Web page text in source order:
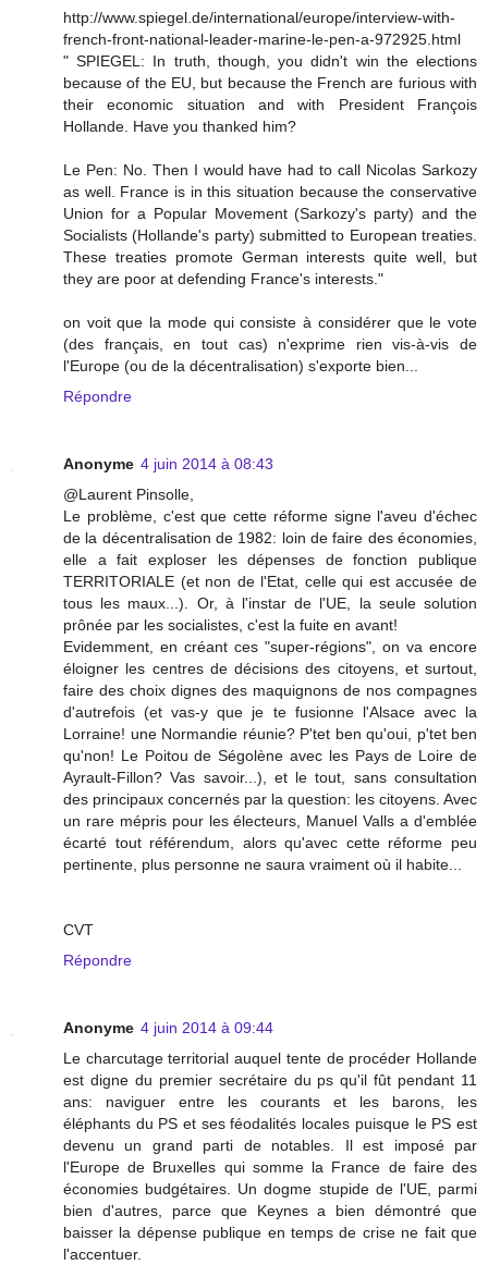
http://www.spiegel.de/international/europe/interview-with-
french-front-national-leader-marine-le-pen-a-972925.html
" SPIEGEL: In truth, though, you didn't win the elections
because of the EU, but because the French are furious with
their economic situation and with President François
Hollande. Have you thanked him?
Le Pen: No. Then I would have had to call Nicolas Sarkozy
as well. France is in this situation because the conservative
Union for a Popular Movement (Sarkozy's party) and the
Socialists (Hollande's party) submitted to European treaties.
These treaties promote German interests quite well, but
they are poor at defending France's interests."
on voit que la mode qui consiste à considérer que le vote
(des français, en tout cas) n'exprime rien vis-à-vis de
l'Europe (ou de la décentralisation) s'exporte bien...
Répondre
Anonyme 4 juin 2014 à 08:43
@Laurent Pinsolle,
Le problème, c'est que cette réforme signe l'aveu d'échec
de la décentralisation de 1982: loin de faire des économies,
elle a fait exploser les dépenses de fonction publique
TERRITORIALE (et non de l'Etat, celle qui est accusée de
tous les maux...). Or, à l'instar de l'UE, la seule solution
prônée par les socialistes, c'est la fuite en avant!
Evidemment, en créant ces "super-régions", on va encore
éloigner les centres de décisions des citoyens, et surtout,
faire des choix dignes des maquignons de nos compagnes
d'autrefois (et vas-y que je te fusionne l'Alsace avec la
Lorraine! une Normandie réunie? P'tet ben qu'oui, p'tet ben
qu'non! Le Poitou de Ségolène avec les Pays de Loire de
Ayrault-Fillon? Vas savoir...), et le tout, sans consultation
des principaux concernés par la question: les citoyens. Avec
un rare mépris pour les électeurs, Manuel Valls a d'emblée
écarté tout référendum, alors qu'avec cette réforme peu
pertinente, plus personne ne saura vraiment où il habite...
CVT
Répondre
Anonyme 4 juin 2014 à 09:44
Le charcutage territorial auquel tente de procéder Hollande
est digne du premier secrétaire du ps qu'il fût pendant 11
ans: naviguer entre les courants et les barons, les
éléphants du PS et ses féodalités locales puisque le PS est
devenu un grand parti de notables. Il est imposé par
l'Europe de Bruxelles qui somme la France de faire des
économies budgétaires. Un dogme stupide de l'UE, parmi
bien d'autres, parce que Keynes a bien démontré que
baisser la dépense publique en temps de crise ne fait que
l'accentuer.